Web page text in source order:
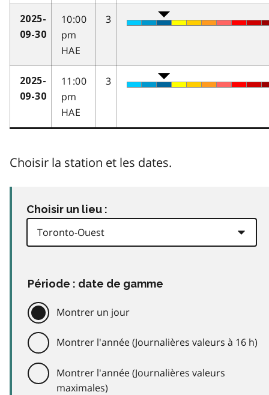
2025-
09-30
10:00
pm
HAE
3
2025-
09-30
11:00
pm
HAE
3
Choisir la station et les dates.
Choisir un lieu :
Période : date de gamme
Montrer un jour
Montrer l'année (Journalières valeurs à 16 h)
Montrer l'année (Journalières valeurs
maximales)